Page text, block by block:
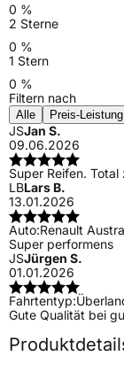
0 %
2 Sterne
0 %
1 Stern
0 %
Filtern nach
Alle Preis-Leistung
JSJan S.
09.06.2026
Super Reifen.
LBLars B.
13.01.2026
Auto:Renault
Super performens
JSJürgen S.
01.01.2026
Fahrtentyp:
Gute Qualität bei